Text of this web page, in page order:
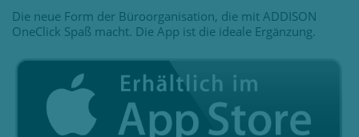
Die neue Form der Büroorganisation, die mit ADDISON
OneClick Spaß macht. Die App ist die ideale Ergänzung.